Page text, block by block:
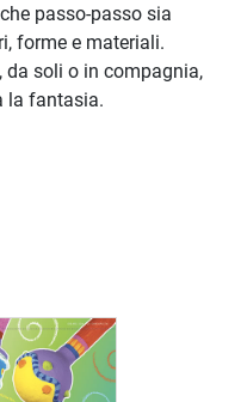
passo-passo sia
forme e materiali.
da soli o in compagnia,
la fantasia.